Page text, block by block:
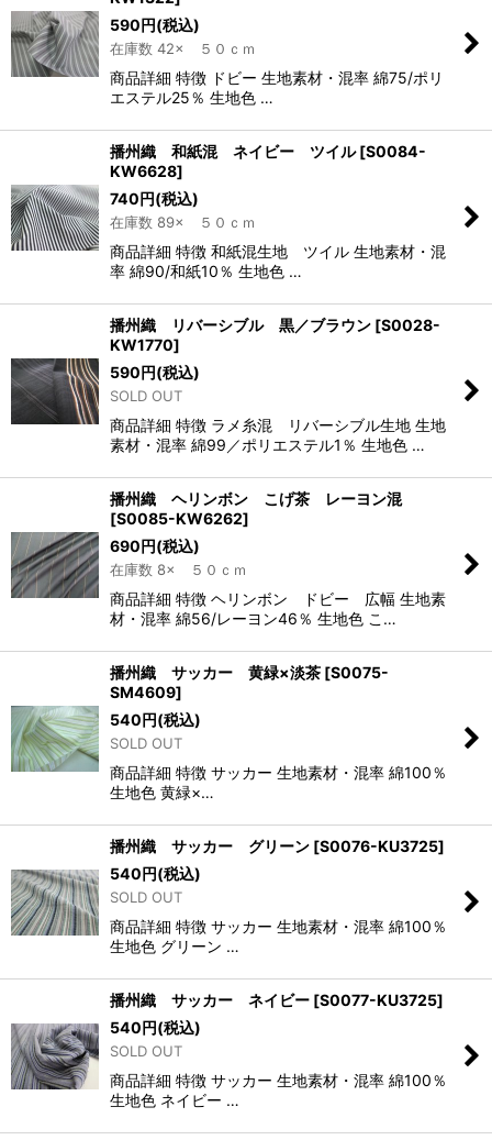
590円(税込)
在庫数 42× ５０ｃｍ
商品詳細 特徴 ドビー 生地素材・混率 綿75/ポリ
エステル25％ 生地色 …
播州織 和紙混 ネイビー ツイル [S0084-
KW6628]
740円(税込)
在庫数 89× ５０ｃｍ
商品詳細 特徴 和紙混生地 ツイル 生地素材・混
率 綿90/和紙10％ 生地色 …
播州織 リバーシブル 黒／ブラウン [S0028-
KW1770]
590円(税込)
SOLD OUT
商品詳細 特徴 ラメ糸混 リバーシブル生地 生地
素材・混率 綿99／ポリエステル1％ 生地色 …
播州織 ヘリンボン こげ茶 レーヨン混
[S0085-KW6262]
690円(税込)
在庫数 8× ５０ｃｍ
商品詳細 特徴 ヘリンボン ドビー 広幅 生地素
材・混率 綿56/レーヨン46％ 生地色 こ…
播州織 サッカー 黄緑×淡茶 [S0075-
SM4609]
540円(税込)
SOLD OUT
商品詳細 特徴 サッカー 生地素材・混率 綿100％
生地色 黄緑×…
播州織 サッカー グリーン [S0076-KU3725]
540円(税込)
SOLD OUT
商品詳細 特徴 サッカー 生地素材・混率 綿100％
生地色 グリーン …
播州織 サッカー ネイビー [S0077-KU3725]
540円(税込)
SOLD OUT
商品詳細 特徴 サッカー 生地素材・混率 綿100％
生地色 ネイビー …